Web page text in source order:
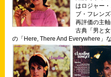
はロジャー
ブ・フレン
再評価の主
古典「男と
の「Here, There And Everywhere」